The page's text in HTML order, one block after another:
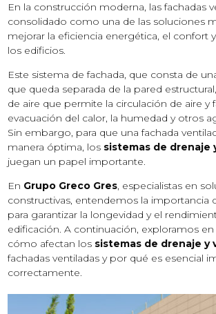
En la construcción moderna, las fachadas
consolidado como una de las soluciones
mejorar la eficiencia energética, el confort
los edificios.
Este sistema de fachada, que consta de
que queda separada de la pared
de aire que permite la circulación de aire y
evacuación del calor, la humedad y otros
Sin embargo, para que una fachada
manera óptima, los sistemas de drenaje
juegan un papel importante.
En Grupo Greco Gres, especialistas en
constructivas, entendemos la importancia
para garantizar la longevidad y el
edificación. A continuación, exploramos
cómo afectan los sistemas de drenaje y
fachadas ventiladas y por qué es esencial
correctamente.